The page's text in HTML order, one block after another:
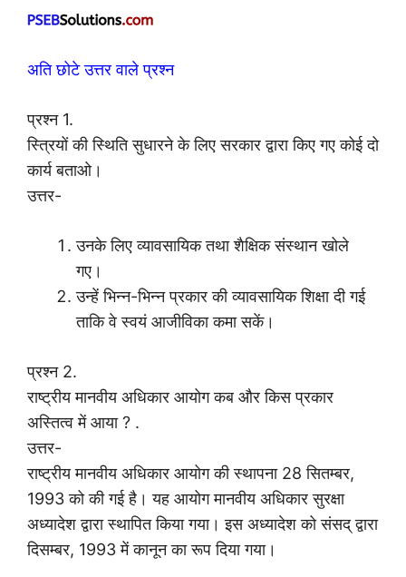
अति छोटे उत्तर वाले प्रश्न
प्रश्न 1.
स्त्रियों की स्थिति सुधारने के लिए सरकार द्वारा किए गए कोई दो
कार्य बताओ।
उत्तर-
उनके लिए व्यावसायिक तथा शैक्षिक संस्थान खोले
गए।
उन्हें भिन्न-भिन्न प्रकार की व्यावसायिक शिक्षा दी गई
ताकि वे स्वयं आजीविका कमा सकें।
प्रश्न 2.
राष्ट्रीय मानवीय अधिकार आयोग कब और किस प्रकार
अस्तित्व में आया ? .
उत्तर-
राष्ट्रीय मानवीय अधिकार आयोग की स्थापना 28 सितम्बर,
1993 को की गई है। यह आयोग मानवीय अधिकार सुरक्षा
अध्यादेश द्वारा स्थापित किया गया। इस अध्यादेश को संसद् द्वारा
दिसम्बर, 1993 में कानून का रूप दिया गया।